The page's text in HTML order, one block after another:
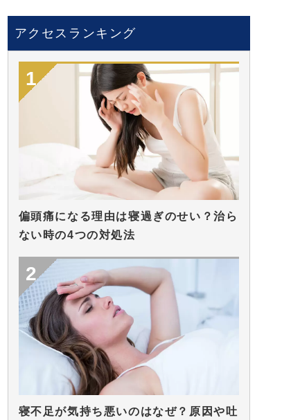
アクセスランキング
偏頭痛になる理由は寝過ぎのせい？治ら
ない時の4つの対処法
寝不足が気持ち悪いのはなぜ？原因や吐